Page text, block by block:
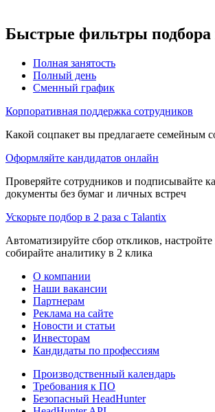
Быстрые фильтры подбора
Полная занятость
Полный день
Сменный график
Корпоративная поддержка сотрудников
Какой соцпакет вы предлагаете семейным
Оформляйте кандидатов онлайн
Проверяйте сотрудников и подписывайте
документы без бумаг и личных встреч
Ускорьте подбор в 2 раза с Talantix
Автоматизируйте сбор откликов, настройте
собирайте аналитику в 2 клика
О компании
Наши вакансии
Партнерам
Реклама на сайте
Новости и статьи
Инвесторам
Кандидаты по профессиям
Производственный календарь
Требования к ПО
Безопасный HeadHunter